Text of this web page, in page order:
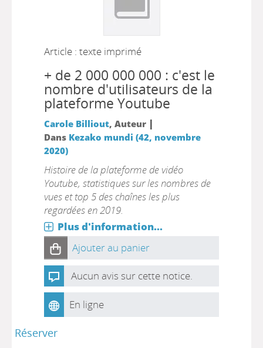
Article : texte imprimé
+ de 2 000 000 000 : c'est le
nombre d'utilisateurs de la
plateforme Youtube
Carole Billiout, Auteur |
Dans Kezako mundi (42, novembre
2020)
Histoire de la plateforme de vidéo
Youtube, statistiques sur les nombres de
vues et top 5 des chaînes les plus
regardées en 2019.
Plus d'information...
Ajouter au panier
Aucun avis sur cette notice.
En ligne
Réserver